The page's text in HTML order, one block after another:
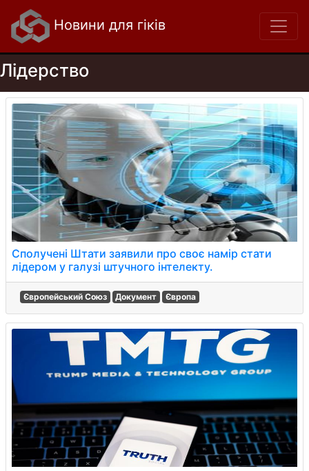
Новини для гіків
Лідерство
Сполучені Штати заявили про своє намір стати
лідером у галузі штучного інтелекту.
Європейський Союз Документ Європа